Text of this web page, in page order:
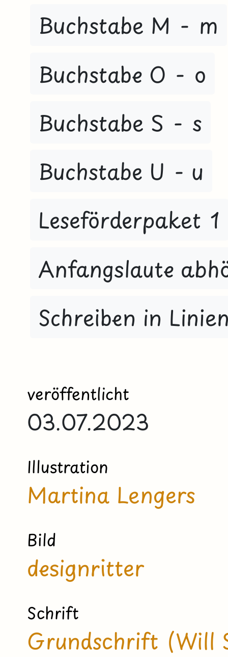
Buchstabe M - m
Buchstabe O - o
Buchstabe S - s
Buchstabe U - u
Leseförderpaket 1
Anfangslaute
Schreiben in
veröffentlicht
03.07.2023
Illustration
Martina Lengers
Bild
designritter
Schrift
Grundschrift (Will